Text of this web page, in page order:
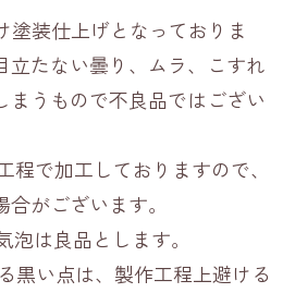
塗装仕上げとなっておりま
立たない曇り、ムラ、こすれ
まうもので不良品ではござい
で加工しておりますので、
がございます。
は良品とします。
黒い点は、製作工程上避ける